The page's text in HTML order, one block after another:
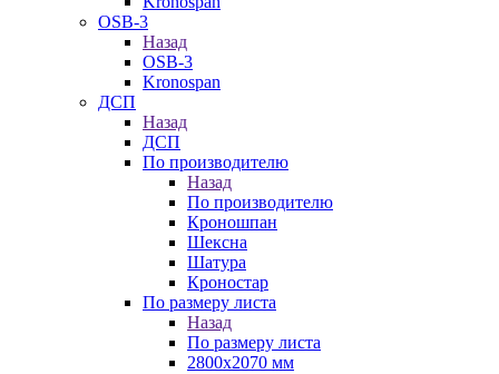
OSB-3
Назад
OSB-3
Kronospan
ДСП
Назад
ДСП
По производителю
Назад
По производителю
Кроношпан
Шексна
Шатура
Кроностар
По размеру листа
Назад
По размеру листа
2800х2070 мм